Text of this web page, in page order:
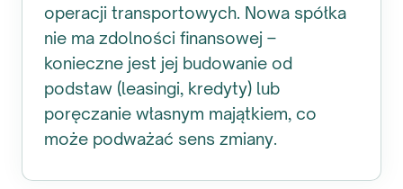
operacji transportowych. Nowa spółka
nie ma zdolności finansowej –
konieczne jest jej budowanie od
podstaw (leasingi, kredyty) lub
poręczanie własnym majątkiem, co
może podważać sens zmiany.